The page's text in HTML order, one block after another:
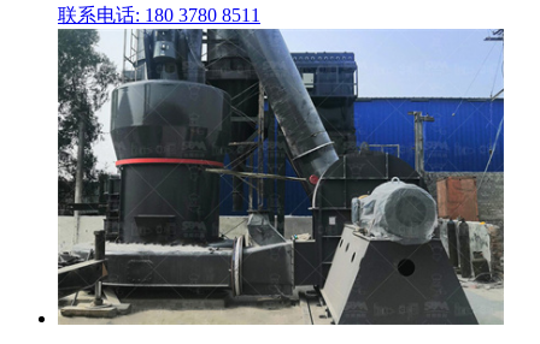
联系电话: 180 3780 8511